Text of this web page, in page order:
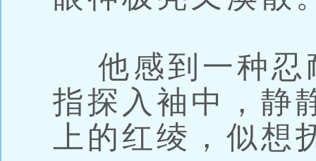
他感到一种忍
指探入袖中，静
上的红绫，似想